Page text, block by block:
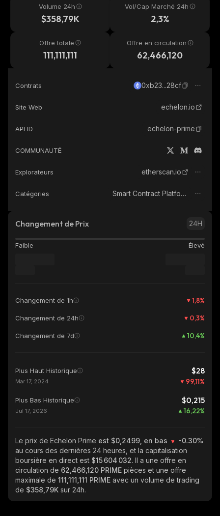
Volume 24h
$358,79K
Vol/Cap Marché 24h
2,3%
Offre totale
111,111,111
Offre en circulation
62,466,120
Contrats 0xb23...28cf
Site Web echelon.io
API ID echelon-prime
COMMUNAUTÉ
Explorateurs etherscan.io
Catégories Smart Contract Platform
Changement de Prix 24H
Faible Élevé
Changement de 1h 1,8%
Changement de 24h 0,3%
Changement de 7d 10,4%
Plus Haut Historique $28
Mar 17, 2024 99,11%
Plus Bas Historique $0,215
Jul 17, 2026 16,22%
Le prix de Echelon Prime est $0,2499, en bas
-0.30%
au cours des dernières 24 heures, et la capitalisation
boursière en direct est $15 604 032. Il a une offre en
circulation de 62,466,120 PRIME pièces et une offre
maximale de 111,111,111 PRIME avec un volume de trading
de $358,79K sur 24h.